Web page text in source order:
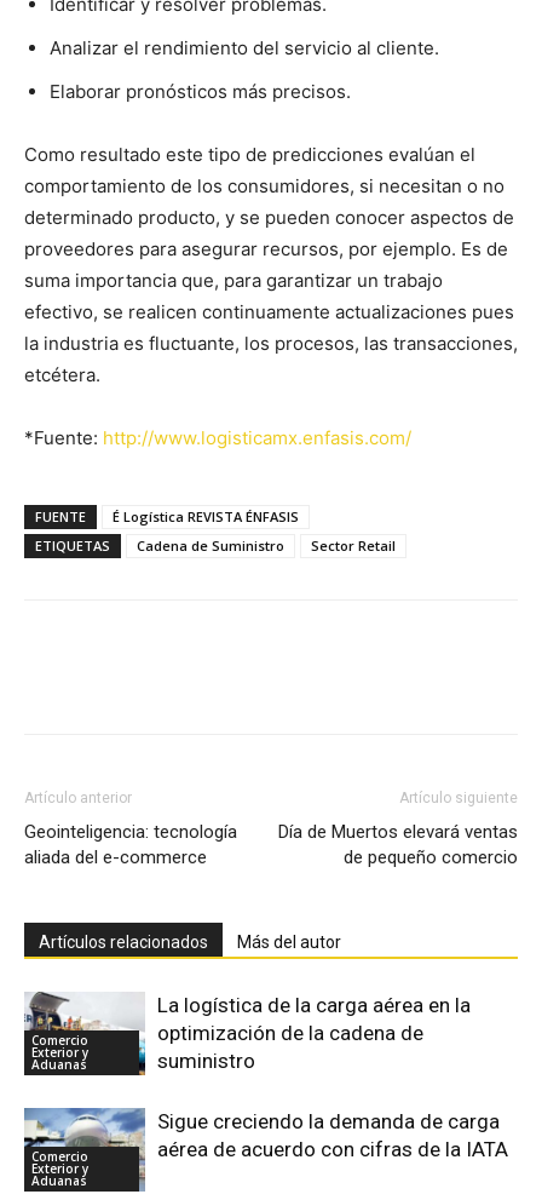
Analizar el rendimiento del servicio al cliente.
Elaborar pronósticos más precisos.
Como resultado este tipo de predicciones evalúan el
comportamiento de los consumidores, si necesitan o no
determinado producto, y se pueden conocer aspectos de
proveedores para asegurar recursos, por ejemplo. Es de
suma importancia que, para garantizar un trabajo
efectivo, se realicen continuamente actualizaciones pues
la industria es fluctuante, los procesos, las transacciones,
etcétera.
*Fuente: http://www.logisticamx.enfasis.com/
FUENTE
É Logística REVISTA ÉNFASIS
ETIQUETAS
Cadena de Suministro Sector Retail
Artículo anterior
Geointeligencia: tecnología
aliada del e-commerce
Artículo siguiente
Día de Muertos elevará ventas
de pequeño comercio
Artículos relacionados Más del autor
Comercio
Exterior y
Aduanas
La logística de la carga aérea en la
optimización de la cadena de
suministro
Comercio
Exterior y
Aduanas
Sigue creciendo la demanda de carga
aérea de acuerdo con cifras de la IATA